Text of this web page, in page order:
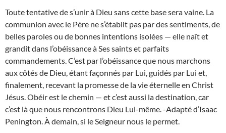
Toute tentative de s’unir à Dieu sans cette base sera vaine. La
communion avec le Père ne s’établit pas par des sentiments, de
belles paroles ou de bonnes intentions isolées — elle naît et
grandit dans l’obéissance à Ses saints et parfaits
commandements. C’est par l’obéissance que nous marchons
aux côtés de Dieu, étant façonnés par Lui, guidés par Lui et,
finalement, recevant la promesse de la vie éternelle en Christ
Jésus. Obéir est le chemin — et c’est aussi la destination, car
c’est là que nous rencontrons Dieu Lui-même. -Adapté d’Isaac
Penington. À demain, si le Seigneur nous le permet.